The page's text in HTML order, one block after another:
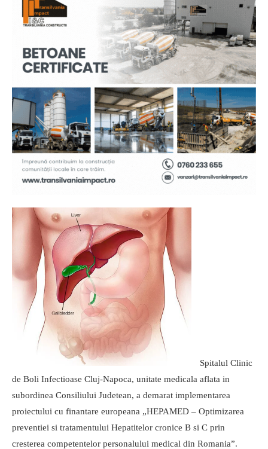
Spitalul Clinic
de Boli Infectioase Cluj-Napoca, unitate medicala aflata in
subordinea Consiliului Judetean, a demarat implementarea
proiectului cu finantare europeana „HEPAMED – Optimizarea
preventiei si tratamentului Hepatitelor cronice B si C prin
cresterea competentelor personalului medical din Romania”.